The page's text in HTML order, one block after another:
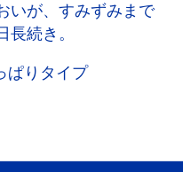
いが、すみずみまで
続き。
ぱりタイプ